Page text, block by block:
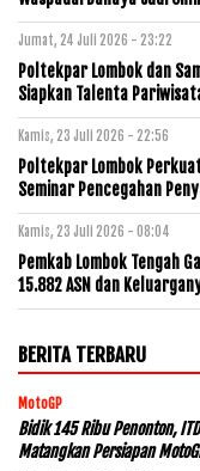
Jumat, 24 Juli 2026 - 23:22
Poltekpar Lombok dan
Siapkan Talenta
Kamis, 23 Juli 2026 - 22:56
Poltekpar Lombok
Seminar Pencegahan
Kamis, 23 Juli 2026 - 08:04
Pemkab Lombok Tengah
15.882 ASN dan
BERITA TERBARU
MotoGP
Bidik 145 Ribu Penonton,
Matangkan Persiapan